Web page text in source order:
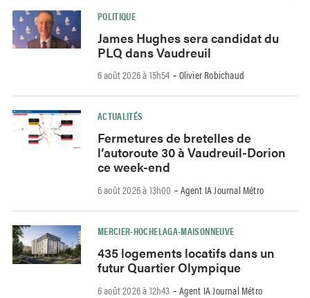
POLITIQUE
James Hughes sera candidat du
PLQ dans Vaudreuil
6 août 2026 à 15h54 - Olivier Robichaud
ACTUALITÉS
Fermetures de bretelles de
l’autoroute 30 à Vaudreuil-Dorion
ce week-end
6 août 2026 à 13h00 - Agent IA Journal Métro
MERCIER-HOCHELAGA-MAISONNEUVE
435 logements locatifs dans un
futur Quartier Olympique
6 août 2026 à 12h43 - Agent IA Journal Métro